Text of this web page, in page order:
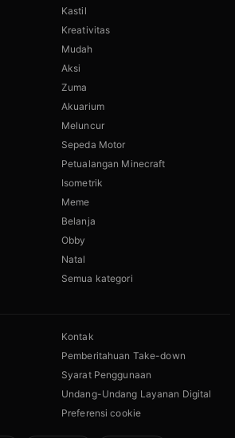
Kastil
Kreativitas
Mudah
Aksi
Zuma
Akuarium
Meluncur
Sepeda Motor
Petualangan Minecraft
Isometrik
Meme
Belanja
Obby
Natal
Semua kategori
Kontak
Pemberitahuan Take-down
Syarat Penggunaan
Undang-Undang Layanan Digital
Preferensi cookie